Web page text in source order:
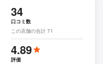
34
口コミ数
この店舗の合計 71
4.89
評価